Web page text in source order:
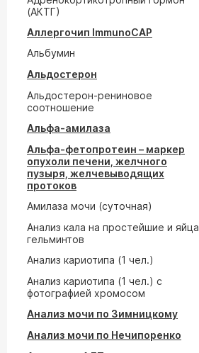
(АКТГ)
Аллергочип ImmunoCAP
Альбумин
Альдостерон
Альдостерон-рениновое
соотношение
Альфа-амилаза
Альфа-фетопротеин – маркер
опухоли печени, желчного
пузыря, желчевыводящих
протоков
Амилаза мочи (суточная)
Анализ кала на простейшие и яйца
гельминтов
Анализ кариотипа (1 чел.)
Анализ кариотипа (1 чел.) с
фотографией хромосом
Анализ мочи по Зимницкому
Анализ мочи по Нечипоренко